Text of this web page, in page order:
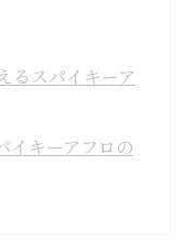
るスパイキーア
イキーアフロの